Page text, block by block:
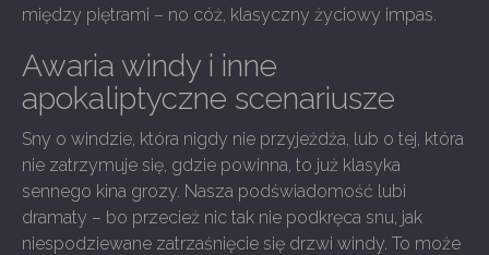
między piętrami – no cóż, klasyczny życiowy impas.
Awaria windy i inne
apokaliptyczne scenariusze
Sny o windzie, która nigdy nie przyjeżdża, lub o tej, która
nie zatrzymuje się, gdzie powinna, to już klasyka
sennego kina grozy. Nasza podświadomość lubi
dramaty – bo przecież nic tak nie podkręca snu, jak
niespodziewane zatrzaśnięcie się drzwi windy. To może